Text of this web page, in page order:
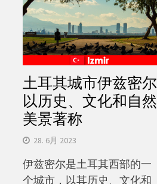
土耳其城市伊兹密尔
以历史、文化和自然
美景著称
28. 6月 2023
伊兹密尔是土耳其西部的一
个城市，以其历史、文化和